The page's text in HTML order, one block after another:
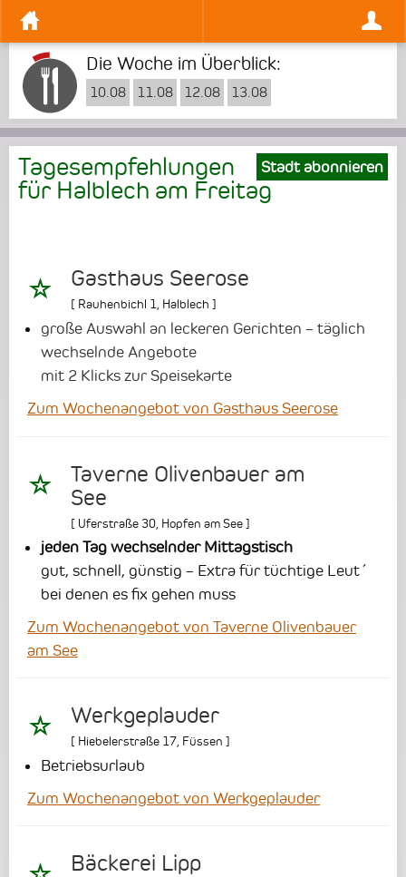
Die Woche im Überblick:
10.08 11.08 12.08 13.08
Stadt abonnieren
Tagesempfehlungen
für Halblech am Freitag
Gasthaus Seerose
[ Rauhenbichl 1, Halblech ]
große Auswahl an leckeren Gerichten – täglich
wechselnde Angebote
mit 2 Klicks zur Speisekarte
Zum Wochenangebot von Gasthaus Seerose
Taverne Olivenbauer am
See
[ Uferstraße 30 Hopfen am See]
jeden Tag wechselnder Mittagstisch
gut, schnell, günstig – Extra für tüchtige Leut´
bei denen es fix gehen muss
Zum Wochenangebot von Taverne Olivenbauer
am See
Werkgeplauder
[ Hiebelerstraße 17 Füssen ]
Betriebsurlaub
Zum Wochenangebot von Werkgeplauder
Bäckerei Lipp